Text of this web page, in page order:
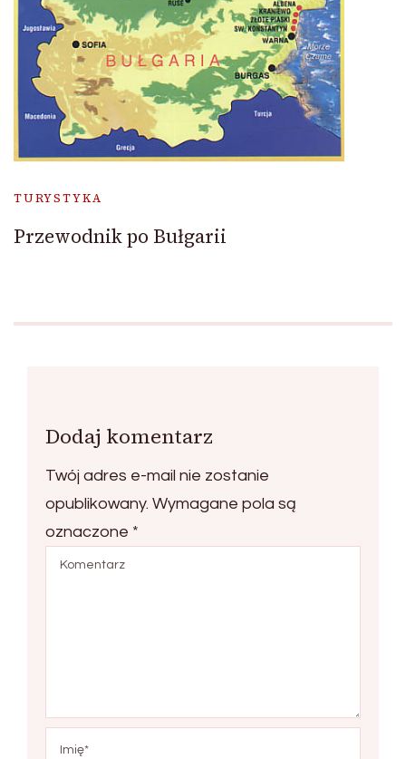
TURYSTYKA
Przewodnik po Bułgarii
Dodaj komentarz
Twój adres e-mail nie zostanie
opublikowany. Wymagane pola są
oznaczone *